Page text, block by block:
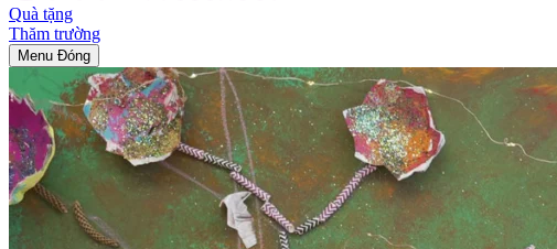
Quà tặng
Thăm trường
Menu Đóng